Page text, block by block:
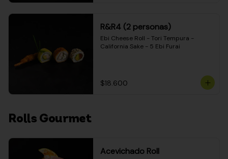
R&R4 (2 personas)
Ebi Cheese Roll - Tori Tempura -
California Sake - 5 Ebi Furai
$18.600
Rolls Gourmet
Acevichado Roll